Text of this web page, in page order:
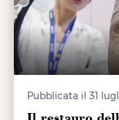
Pubblicata il 31